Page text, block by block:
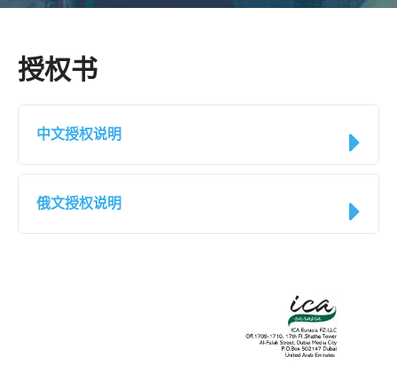
授权书
中文授权说明
俄文授权说明